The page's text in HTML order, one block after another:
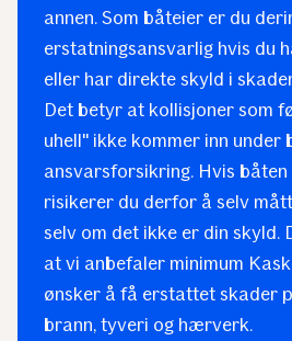
annen. Som båteier er du
erstatningsansvarlig hvis du
eller har direkte skyld i
Det betyr at kollisjoner som
uhell" ikke kommer inn under
ansvarsforsikring. Hvis
risikerer du derfor å selv
selv om det ikke er din skyld.
at vi anbefaler minimum
ønsker å få erstattet skader
brann, tyveri og hærverk.